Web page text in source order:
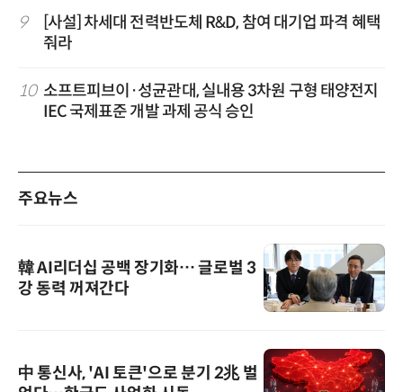
9
[사설] 차세대 전력반도체 R&D, 참여 대기업 파격 혜택
줘라
10 소프트피브이·성균관대, 실내용 3차원 구형 태양전지
IEC 국제표준 개발 과제 공식 승인
주요뉴스
韓 AI리더십 공백 장기화… 글로벌 3
강 동력 꺼져간다
中 통신사, 'AI 토큰'으로 분기 2兆 벌